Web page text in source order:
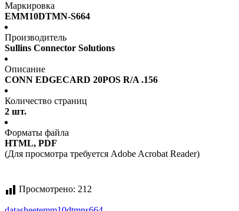
Маркировка
EMM10DTMN-S664
Производитель
Sullins Connector Solutions
Описание
CONN EDGECARD 20POS R/A .156
Количество страниц
2 шт.
Форматы файла
HTML, PDF
(Для просмотра требуется Adobe Acrobat Reader)
Просмотрено: 212